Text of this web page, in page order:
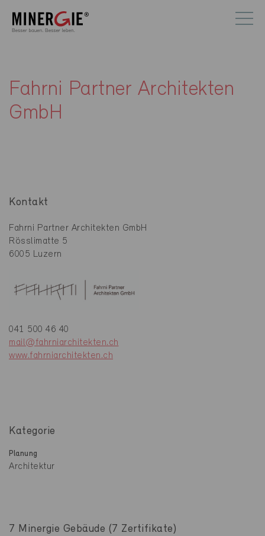
Fahrni Partner Architekten
GmbH
Kontakt
Fahrni Partner Architekten GmbH
Rösslimatte 5
6005 Luzern
041 500 46 40
mail@fahrniarchitekten.ch
www.fahrniarchitekten.ch
Kategorie
Planung
Architektur
7 Minergie Gebäude (7 Zertifikate)